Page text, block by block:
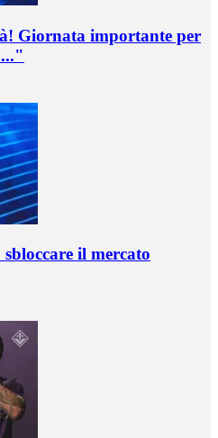
Giornata importante per
il mercato